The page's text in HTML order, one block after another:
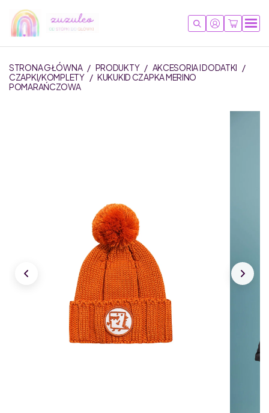
STRONA GŁÓWNA / PRODUKTY / AKCESORIA I DODATKI /
CZAPKI/KOMPLETY / KUKUKID CZAPKA MERINO
POMARAŃCZOWA